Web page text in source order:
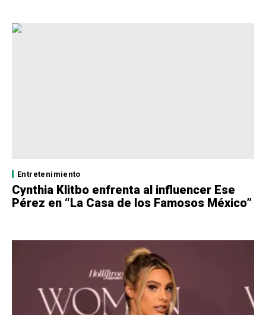
Entretenimiento
Cynthia Klitbo enfrenta al influencer Ese
Pérez en “La Casa de los Famosos México”